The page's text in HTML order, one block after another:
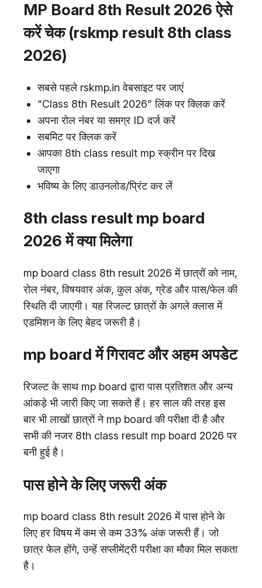
MP Board 8th Result 2026 ऐसे
करें चेक (rskmp result 8th class
2026)
सबसे पहले rskmp.in वेबसाइट पर जाएं
“Class 8th Result 2026” लिंक पर क्लिक करें
अपना रोल नंबर या समग्र ID दर्ज करें
सबमिट पर क्लिक करें
आपका 8th class result mp स्क्रीन पर दिख
जाएगा
भविष्य के लिए डाउनलोड/प्रिंट कर लें
8th class result mp board
2026 में क्या मिलेगा
mp board class 8th result 2026 में छात्रों को नाम,
रोल नंबर, विषयवार अंक, कुल अंक, ग्रेड और पास/फेल की
स्थिति दी जाएगी। यह रिजल्ट छात्रों के अगले क्लास में
एडमिशन के लिए बेहद जरूरी है।
mp board में गिरावट और अहम अपडेट
रिजल्ट के साथ mp board द्वारा पास प्रतिशत और अन्य
आंकड़े भी जारी किए जा सकते हैं। हर साल की तरह इस
बार भी लाखों छात्रों ने mp board की परीक्षा दी है और
सभी की नजर 8th class result mp board 2026 पर
बनी हुई है।
पास होने के लिए जरूरी अंक
mp board class 8th result 2026 में पास होने के
लिए हर विषय में कम से कम 33% अंक जरूरी हैं। जो
छात्र फेल होंगे, उन्हें सप्लीमेंट्री परीक्षा का मौका मिल सकता
है।